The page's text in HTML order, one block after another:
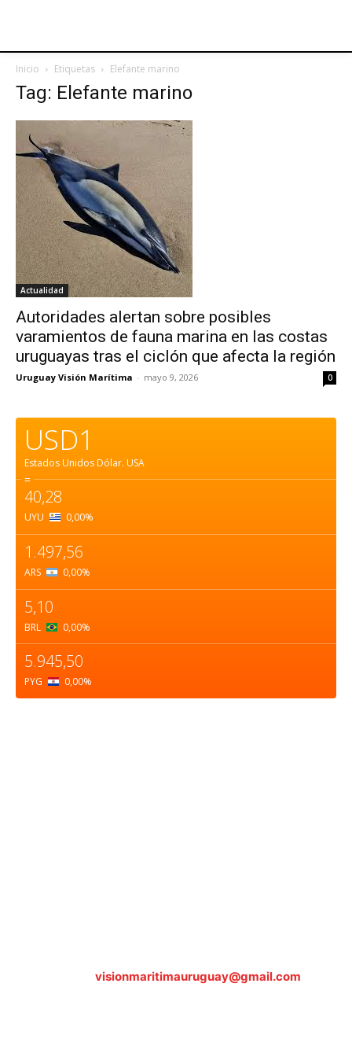
Inicio Etiquetas Elefante marino
Tag: Elefante marino
Actualidad
Autoridades alertan sobre posibles
varamientos de fauna marina en las costas
uruguayas tras el ciclón que afecta la región
Uruguay Visión Marítima - mayo 9, 2026 0
USD1
Estados Unidos Dólar. USA
=
40,28
UYU 0,00%
1.497,56
ARS 0,00%
5,10
BRL 0,00%
5.945,50
PYG 0,00%
visionmaritimauruguay@gmail.com